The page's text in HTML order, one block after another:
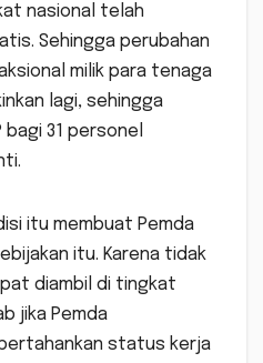
nasional telah
Sehingga perubahan
milik para tenaga
lagi, sehingga
31 personel
itu membuat Pemda
itu. Karena tidak
diambil di tingkat
jika Pemda
status kerja